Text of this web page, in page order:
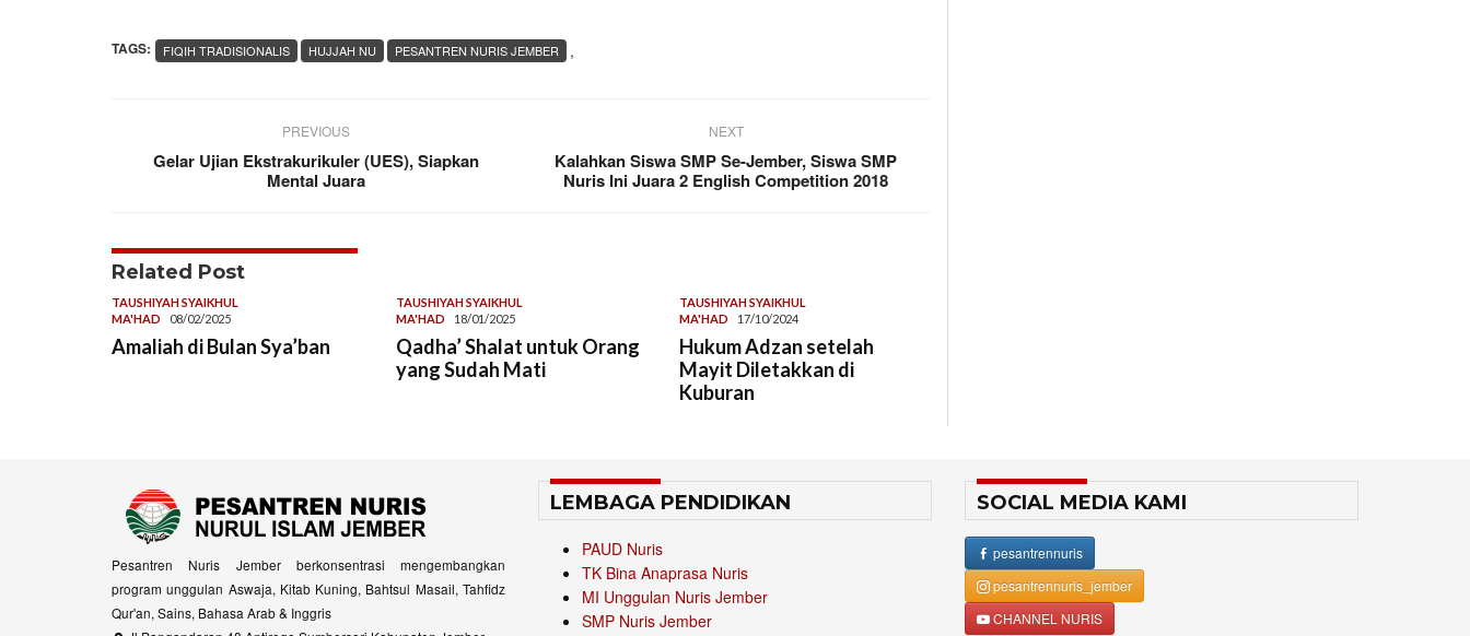
TAGS: ,
FIQIH TRADISIONALIS HUJJAH NU PESANTREN NURIS JEMBER
PREVIOUS
Gelar Ujian Ekstrakurikuler (UES), Siapkan
Mental Juara
NEXT
Kalahkan Siswa SMP Se-Jember, Siswa SMP
Nuris Ini Juara 2 English Competition 2018
Related Post
TAUSHIYAH SYAIKHUL
MA'HAD
08/02/2025
Amaliah di Bulan Sya’ban
TAUSHIYAH SYAIKHUL
MA'HAD
18/01/2025
Qadha’ Shalat untuk Orang
yang Sudah Mati
TAUSHIYAH SYAIKHUL
MA'HAD
17/10/2024
Hukum Adzan setelah
Mayit Diletakkan di
Kuburan
Pesantren Nuris Jember berkonsentrasi mengembangkan
program unggulan Aswaja, Kitab Kuning, Bahtsul Masail, Tahfidz
Qur'an, Sains, Bahasa Arab & Inggris
LEMBAGA PENDIDIKAN
PAUD Nuris
TK Bina Anaprasa Nuris
MI Unggulan Nuris Jember
SMP Nuris Jember
SOCIAL MEDIA KAMI
pesantrennuris
pesantrennuris_jember
CHANNEL NURIS